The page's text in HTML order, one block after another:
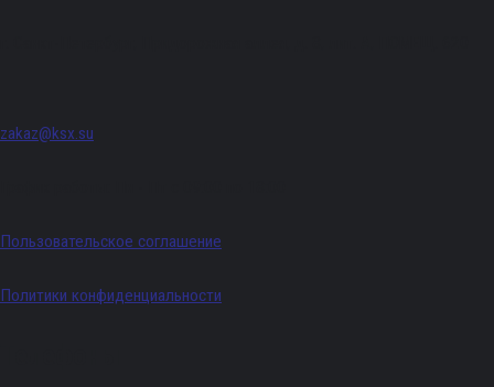
zakaz@ksx.su
Пользовательское соглашение
Политики конфиденциальности